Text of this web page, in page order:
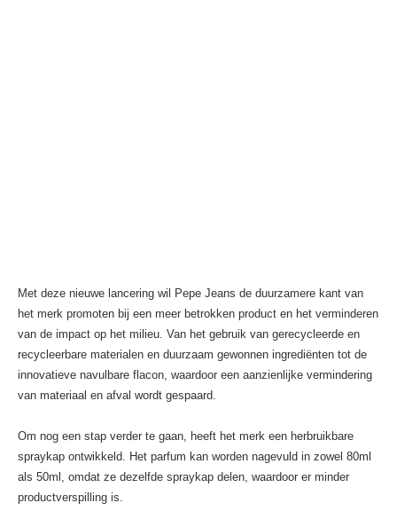
Met deze nieuwe lancering wil Pepe Jeans de duurzamere kant van
het merk promoten bij een meer betrokken product en het verminderen
van de impact op het milieu. Van het gebruik van gerecycleerde en
recycleerbare materialen en duurzaam gewonnen ingrediënten tot de
innovatieve navulbare flacon, waardoor een aanzienlijke vermindering
van materiaal en afval wordt gespaard.
Om nog een stap verder te gaan, heeft het merk een herbruikbare
spraykap ontwikkeld. Het parfum kan worden nagevuld in zowel 80ml
als 50ml, omdat ze dezelfde spraykap delen, waardoor er minder
productverspilling is.